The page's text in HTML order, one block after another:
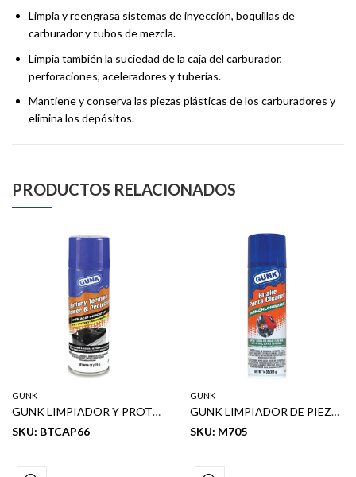
Limpia y reengrasa sistemas de inyección, boquillas de
carburador y tubos de mezcla.
Limpia también la suciedad de la caja del carburador,
perforaciones, aceleradores y tuberías.
Mantiene y conserva las piezas plásticas de los carburadores y
elimina los depósitos.
PRODUCTOS RELACIONADOS
GUNK
GUNK LIMPIADOR Y PROTECTOR DE TERMINALES DE BATERIA 6 OZ
SKU: BTCAP66
GUNK
GUNK LIMPIADOR DE PIEZAS DE FRENO (SIN CLORO) 14 OZ
SKU: M705